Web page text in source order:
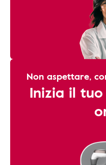
Non aspettare,
Inizia il